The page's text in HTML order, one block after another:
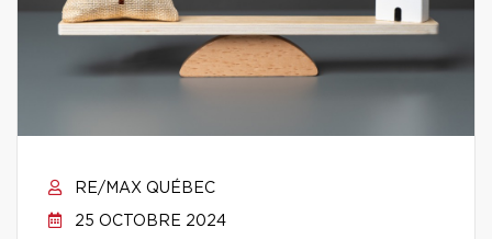
RE/MAX QUÉBEC
25 OCTOBRE 2024